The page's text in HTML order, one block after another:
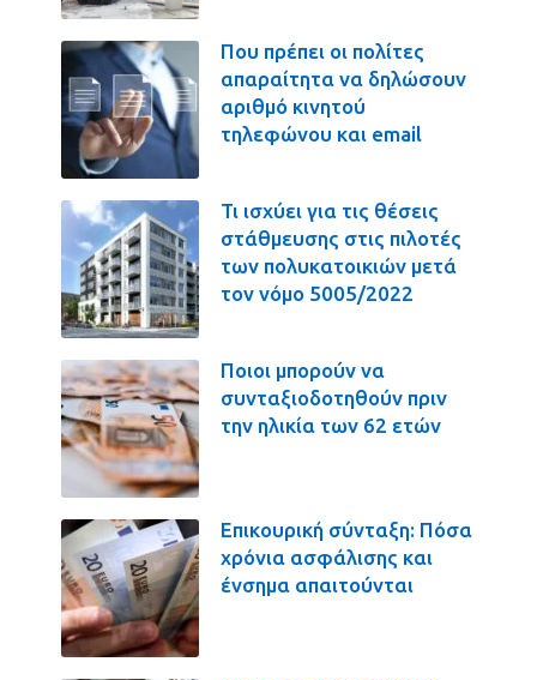
Που πρέπει οι πολίτες
απαραίτητα να δηλώσουν
αριθμό κινητού
τηλεφώνου και email
Τι ισχύει για τις θέσεις
στάθμευσης στις πιλοτές
των πολυκατοικιών μετά
τον νόμο 5005/2022
Ποιοι μπορούν να
συνταξιοδοτηθούν πριν
την ηλικία των 62 ετών
Επικουρική σύνταξη: Πόσα
χρόνια ασφάλισης και
ένσημα απαιτούνται